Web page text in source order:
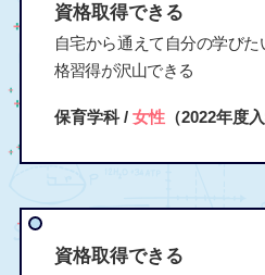
資格取得できる
自宅から通えて自分の学び
格習得が沢山できる
保育学科 / 女性（2022年度入
資格取得できる